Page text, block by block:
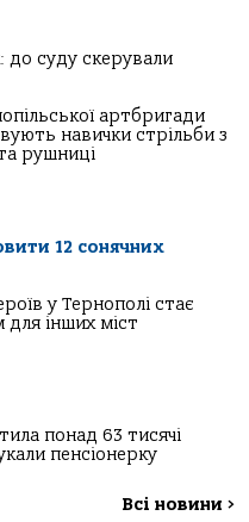
до суду скерували
артбригади
навички стрільби з
рушниці
12 сонячних
у Тернополі стає
інших міст
понад 63 тисячі
пенсіонерку
Всі новини >